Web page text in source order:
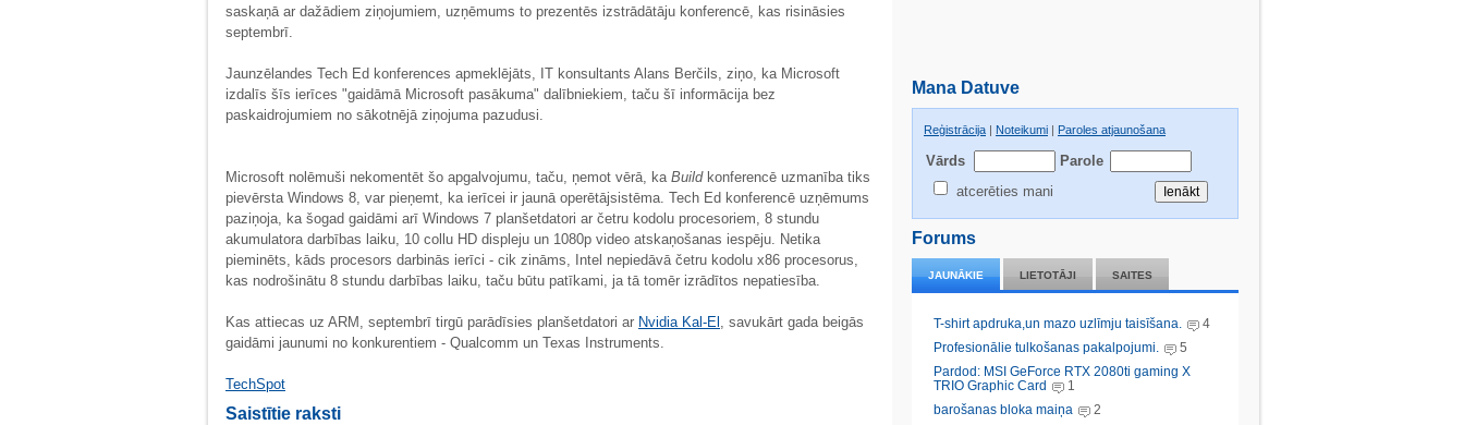
Mana Datuve
Reģistrācija | Noteikumi | Paroles atjaunošana
Vārds
Parole
atcerēties mani
Forums
JAUNĀKIE LIETOTĀJI SAITES
T-shirt apdruka,un mazo uzlīmju taisīšana.
4
Profesionālie tulkošanas pakalpojumi.
5
Pardod: MSI GeForce RTX 2080ti gaming X
TRIO Graphic Card
1
barošanas bloka maiņa
2
saskaņā ar dažādiem ziņojumiem, uzņēmums to prezentēs izstrādātāju konferencē, kas risināsies
septembrī.
Jaunzēlandes Tech Ed konferences apmeklējāts, IT konsultants Alans Berčils, ziņo, ka Microsoft
izdalīs šīs ierīces "gaidāmā Microsoft pasākuma" dalībniekiem, taču šī informācija bez
paskaidrojumiem no sākotnējā ziņojuma pazudusi.
Microsoft nolēmuši nekomentēt šo apgalvojumu, taču, ņemot vērā, ka Buildkonferencē uzmanība tiks
pievērsta Windows 8, var pieņemt, ka ierīcei ir jaunā operētājsistēma. Tech Ed konferencē uzņēmums
paziņoja, ka šogad gaidāmi arī Windows 7 planšetdatori ar četru kodolu procesoriem, 8 stundu
akumulatora darbības laiku, 10 collu HD displeju un 1080p video atskaņošanas iespēju. Netika
pieminēts, kāds procesors darbinās ierīci - cik zināms, Intel nepiedāvā četru kodolu x86 procesorus,
kas nodrošinātu 8 stundu darbības laiku, taču būtu patīkami, ja tā tomēr izrādītos nepatiesība.
Kas attiecas uz ARM, septembrī tirgū parādīsies planšetdatori ar Nvidia Kal-El , savukārt gada beigās
gaidāmi jaunumi no konkurentiem - Qualcomm un Texas Instruments.
TechSpot
Saistītie raksti